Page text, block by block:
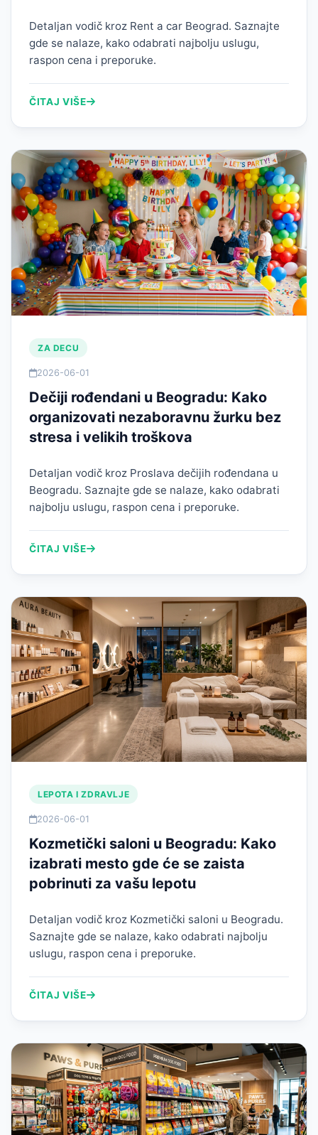
Detaljan vodič kroz Rent a car Beograd. Saznajte
gde se nalaze, kako odabrati najbolju uslugu,
raspon cena i preporuke.
ČITAJ VIŠE
ZA DECU
2026-06-01
Dečiji rođendani u Beogradu: Kako
organizovati nezaboravnu žurku bez
stresa i velikih troškova
Detaljan vodič kroz Proslava dečijih rođendana u
Beogradu. Saznajte gde se nalaze, kako odabrati
najbolju uslugu, raspon cena i preporuke.
ČITAJ VIŠE
LEPOTA I ZDRAVLJE
2026-06-01
Kozmetički saloni u Beogradu: Kako
izabrati mesto gde će se zaista
pobrinuti za vašu lepotu
Detaljan vodič kroz Kozmetički saloni u Beogradu.
Saznajte gde se nalaze, kako odabrati najbolju
uslugu, raspon cena i preporuke.
ČITAJ VIŠE